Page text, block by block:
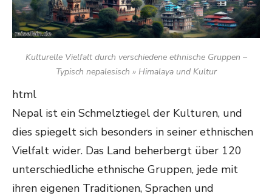
Kulturelle Vielfalt durch verschiedene ethnische Gruppen –
Typisch nepalesisch » Himalaya und Kultur
html
Nepal ist ein Schmelztiegel der Kulturen, und
dies spiegelt sich besonders in seiner ethnischen
Vielfalt wider. Das Land beherbergt über 120
unterschiedliche ethnische Gruppen, jede mit
ihren eigenen Traditionen, Sprachen und